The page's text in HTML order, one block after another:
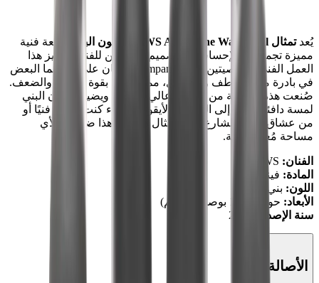
يُعدتمثال KAWS Along The Way Vinyl باللون البني
قطعة فنية
مميزة تجمع بين الإحساس والتصميم المميزين للفنان. يتميز هذا
العمل الفني بشخصيتين من Companion تتكئان على بعضهما البعض
في بادرة من التعاطف والتواصل، مما يعكس بقوة الرفقة والضعف.
صُنعت هذه القطعة من الفينيل عالي الجودة، ويضيف اللون البني
لمسة دافئة ترابية إلى التصميم الأيقوني. سواء كنت جامعًا فنيًا أو
من عشاق ثقافة الشارع، فإن تمثال
هذا ضروري لأي
مساحة مُعدة بعناية.
الفنان:
المادة: فينيل
اللون: بني
الأبعاد: حوالي 10.5 بوصة (27 سم)
سنة الإصدار:
الأصالة